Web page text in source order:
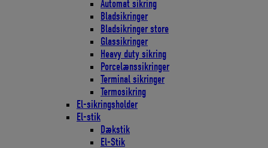
Automat sikring
Bladsikringer
Bladsikringer store
Glassikringer
Heavy duty sikring
Porcelænssikringer
Terminal sikringer
Termosikring
El-sikringsholder
El-stik
Dækstik
El-Stik